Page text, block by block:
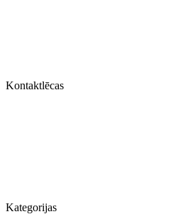
Kontaktlēcas
Kategorijas